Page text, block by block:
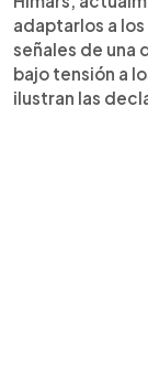
adaptarlos a
señales de
bajo tensión a
ilustran las